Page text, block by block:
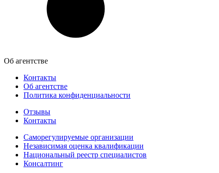
Об агентстве
Контакты
Об агентстве
Политика конфиденциальности
Отзывы
Контакты
Саморегулируемые организации
Независимая оценка квалификации
Национальный реестр специалистов
Консалтинг